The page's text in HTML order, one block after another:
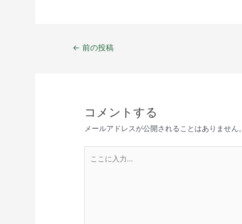
← 前の投稿
コメントする
メールアドレスが公開されることはありません。